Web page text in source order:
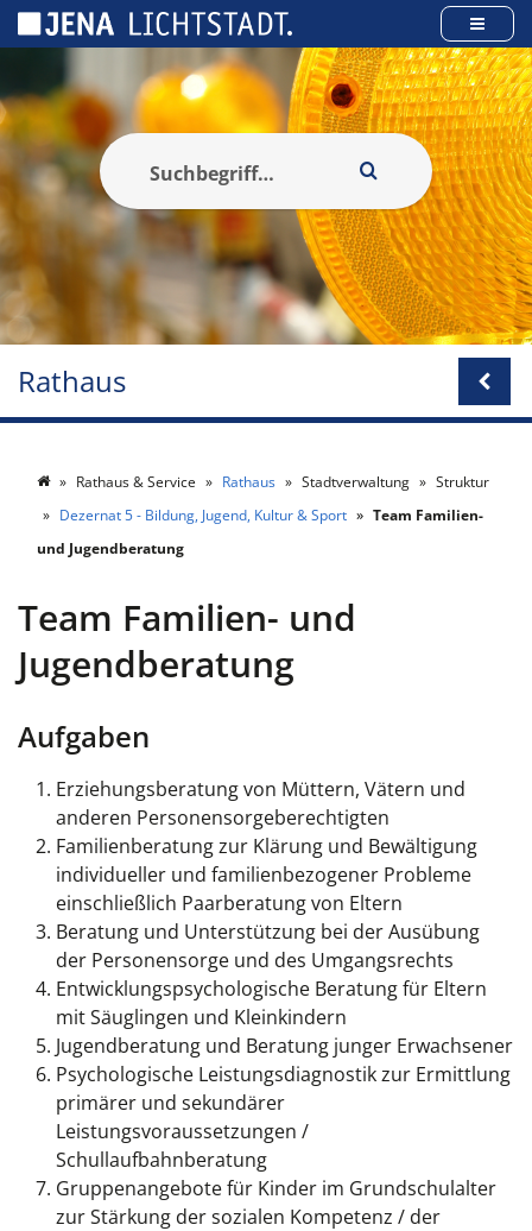
Rathaus
Rathaus & Service Rathaus Stadtverwaltung
Struktur
Dezernat 5 - Bildung, Jugend, Kultur & Sport
Team Familien-
und Jugendberatung
Team Familien- und
Jugendberatung
Aufgaben
Erziehungsberatung von Müttern, Vätern und
anderen Personensorgeberechtigten
Familienberatung zur Klärung und Bewältigung
individueller und familienbezogener Probleme
einschließlich Paarberatung von Eltern
Beratung und Unterstützung bei der Ausübung
der Personensorge und des Umgangsrechts
Entwicklungspsychologische Beratung für Eltern
mit Säuglingen und Kleinkindern
Jugendberatung und Beratung junger Erwachsener
Psychologische Leistungsdiagnostik zur Ermittlung
primärer und sekundärer
Leistungsvoraussetzungen /
Schullaufbahnberatung
Gruppenangebote für Kinder im Grundschulalter
zur Stärkung der sozialen Kompetenz / der
Cookie-Einstellungen